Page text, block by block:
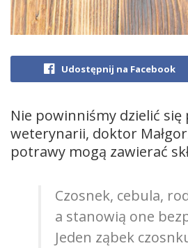
Udostępnij na Facebook
Nie powinniśmy dzielić
weterynarii, doktor
potrawy mogą zawierać
Czosnek, cebula,
a stanowią one
Jeden ząbek